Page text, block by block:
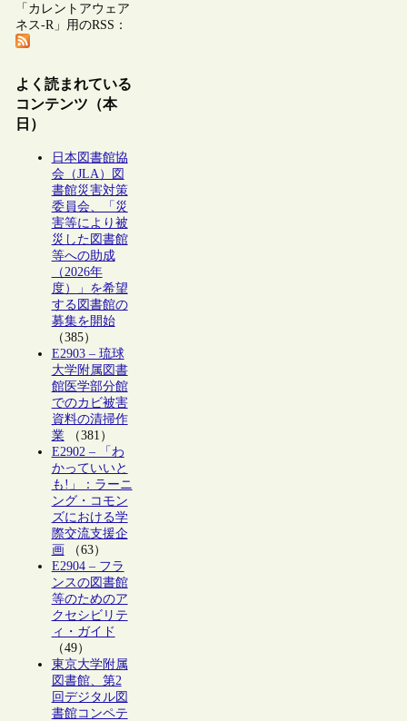
「カレントアウェア
ネス-R」用のRSS：
よく読まれている
コンテンツ（本
日）
日本図書館協
会（JLA）図
書館災害対策
委員会、「災
害等により被
災した図書館
等への助成
（2026年
度）」を希望
する図書館の
募集を開始
（385）
E2903 – 琉球
大学附属図書
館医学部分館
でのカビ被害
資料の清掃作
業（381）
E2902 – 「わ
かっていいと
も!」：ラーニ
ング・コモン
ズにおける学
際交流支援企
画（63）
E2904 – フラ
ンスの図書館
等のためのア
クセシビリテ
ィ・ガイド
（49）
東京大学附属
図書館、第2
回デジタル図
書館コンペテ